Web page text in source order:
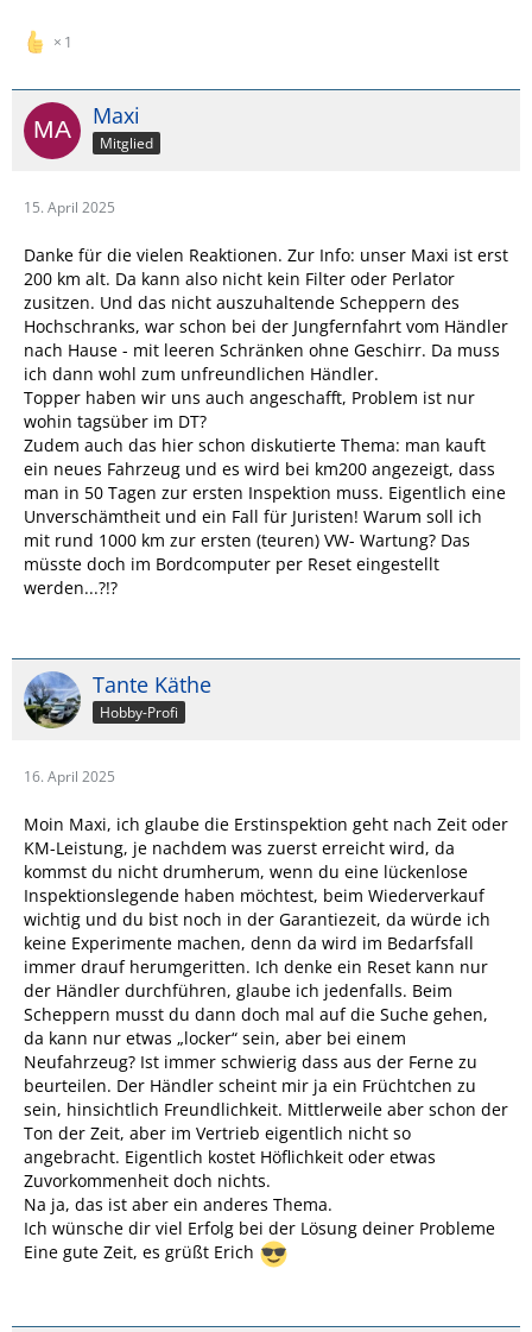
1
Maxi
Mitglied
15. April 2025
Danke für die vielen Reaktionen. Zur Info: unser Maxi ist erst
200 km alt. Da kann also nicht kein Filter oder Perlator
zusitzen. Und das nicht auszuhaltende Scheppern des
Hochschranks, war schon bei der Jungfernfahrt vom Händler
nach Hause - mit leeren Schränken ohne Geschirr. Da muss
ich dann wohl zum unfreundlichen Händler.
Topper haben wir uns auch angeschafft, Problem ist nur
wohin tagsüber im DT?
Zudem auch das hier schon diskutierte Thema: man kauft
ein neues Fahrzeug und es wird bei km200 angezeigt, dass
man in 50 Tagen zur ersten Inspektion muss. Eigentlich eine
Unverschämtheit und ein Fall für Juristen! Warum soll ich
mit rund 1000 km zur ersten (teuren) VW- Wartung? Das
müsste doch im Bordcomputer per Reset eingestellt
werden...?!?
Tante Käthe
Hobby-Profi
16. April 2025
Moin Maxi, ich glaube die Erstinspektion geht nach Zeit oder
KM-Leistung, je nachdem was zuerst erreicht wird, da
kommst du nicht drumherum, wenn du eine lückenlose
Inspektionslegende haben möchtest, beim Wiederverkauf
wichtig und du bist noch in der Garantiezeit, da würde ich
keine Experimente machen, denn da wird im Bedarfsfall
immer drauf herumgeritten. Ich denke ein Reset kann nur
der Händler durchführen, glaube ich jedenfalls. Beim
Scheppern musst du dann doch mal auf die Suche gehen,
da kann nur etwas „locker“ sein, aber bei einem
Neufahrzeug? Ist immer schwierig dass aus der Ferne zu
beurteilen. Der Händler scheint mir ja ein Früchtchen zu
sein, hinsichtlich Freundlichkeit. Mittlerweile aber schon der
Ton der Zeit, aber im Vertrieb eigentlich nicht so
angebracht. Eigentlich kostet Höflichkeit oder etwas
Zuvorkommenheit doch nichts.
Na ja, das ist aber ein anderes Thema.
Ich wünsche dir viel Erfolg bei der Lösung deiner Probleme
Eine gute Zeit, es grüßt Erich